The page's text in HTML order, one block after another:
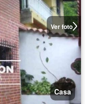
Ver foto
Casa